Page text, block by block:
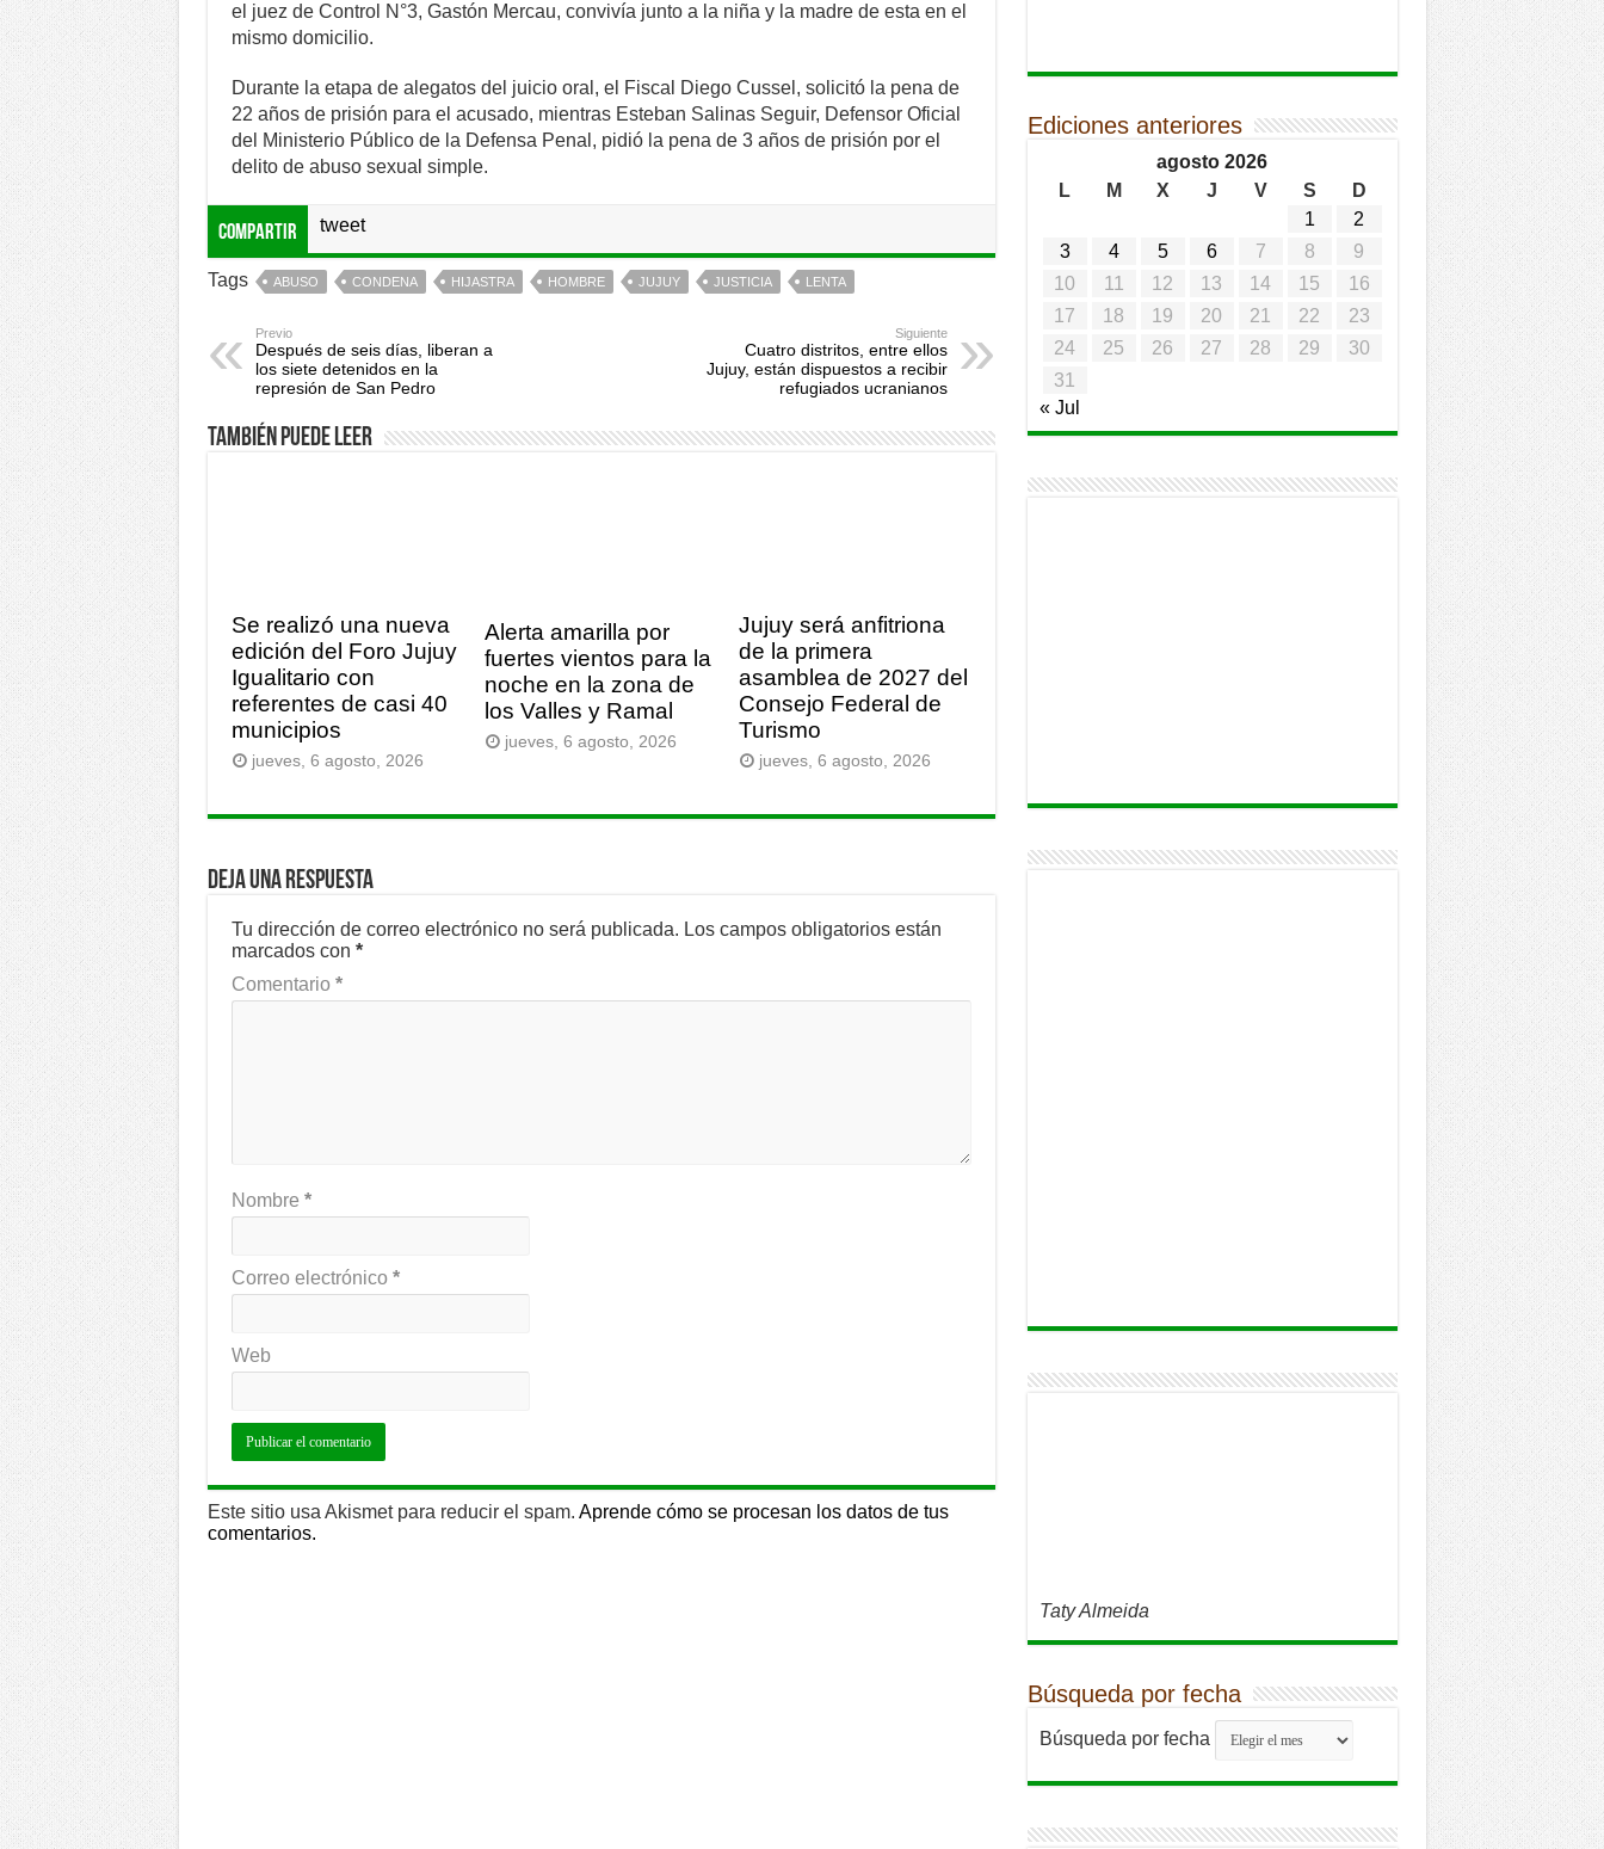
el juez de Control N°3, Gastón Mercau, convivía junto a la niña y la madre de esta en el
mismo domicilio.
Durante la etapa de alegatos del juicio oral, el Fiscal Diego Cussel, solicitó la pena de
22 años de prisión para el acusado, mientras Esteban Salinas Seguir, Defensor Oficial
del Ministerio Público de la Defensa Penal, pidió la pena de 3 años de prisión por el
delito de abuso sexual simple.
Compartir tweet
Tags ABUSO CONDENA HIJASTRA HOMBRE JUJUY JUSTICIA LENTA
Previo
Después de seis días, liberan a
los siete detenidos en la
represión de San Pedro
Siguiente
Cuatro distritos, entre ellos
Jujuy, están dispuestos a recibir
refugiados ucranianos
También puede leer
Se realizó una nueva
edición del Foro Jujuy
Igualitario con
referentes de casi 40
municipios
jueves, 6 agosto, 2026
Alerta amarilla por
fuertes vientos para la
noche en la zona de
los Valles y Ramal
jueves, 6 agosto, 2026
Jujuy será anfitriona
de la primera
asamblea de 2027 del
Consejo Federal de
Turismo
jueves, 6 agosto, 2026
Deja una respuesta
Tu dirección de correo electrónico no será publicada. Los campos obligatorios están
marcados con *
Comentario *
Nombre *
Correo electrónico *
Web
Este sitio usa Akismet para reducir el spam. Aprende cómo se procesan los datos de tus
comentarios.
Ediciones anteriores
agosto 2026
L
M X J V S
D
1
2
3
4 5 6 7 8
9
10
11 12 13 14 15
16
17
18 19 20 21 22
23
24
25 26 27 28 29
30
31
« Jul
Taty Almeida
Búsqueda por fecha
Búsqueda por fecha